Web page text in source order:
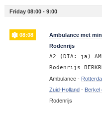
Friday 08:00 - 9:00
08:08
Ambulance met
Rodenrijs
A2 (DIA: ja)
Rodenrijs
Ambulance -
Zuid-Holland- Berkel
Rodenrijs